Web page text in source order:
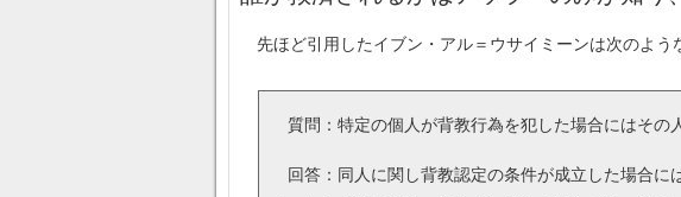
先ほど引用したイブン・アル＝ウサイミーンは次のよう
質問：特定の個人が背教行為を犯した場合にはその
回答：同人に関し背教認定の条件が成立した場合に